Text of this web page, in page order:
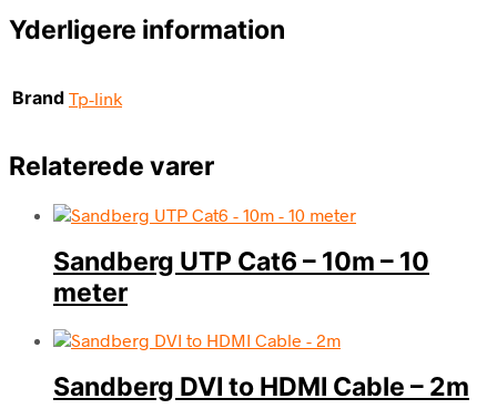
Yderligere information
Brand Tp-link
Relaterede varer
Sandberg UTP Cat6 – 10m – 10
meter
Sandberg DVI to HDMI Cable – 2m